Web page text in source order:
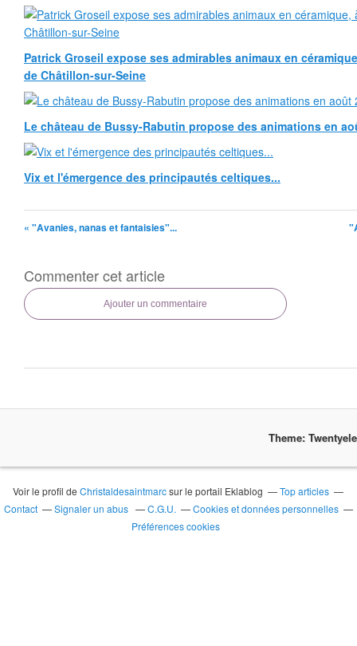
Patrick Groseil expose ses admirables animaux en
de Châtillon-sur-Seine
Le château de Bussy-Rabutin propose des animations en
Vix et l'émergence des principautés celtiques...
« "Avanies, nanas et fantaisies"...
Commenter cet article
Ajouter un commentaire
Theme:
Voir le profil deChristaldesaintmarcsur le portail Eklablog
Top articles
Contact
Signaler un abus C.G.U.
Cookies et données personnelles
Préférences cookies